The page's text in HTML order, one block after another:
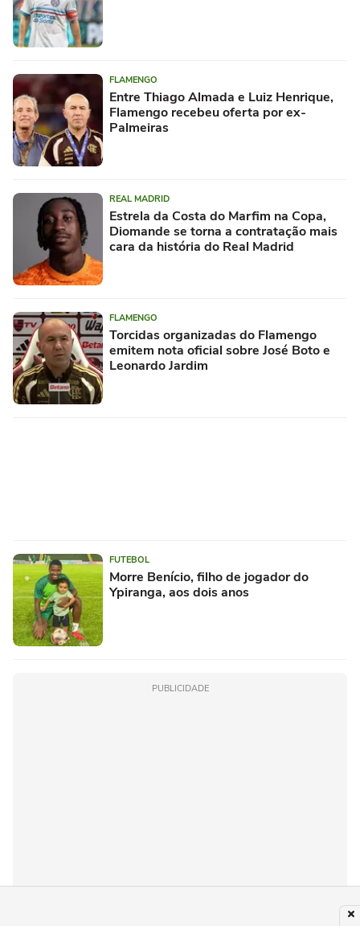
FLAMENGO
Entre Thiago Almada e Luiz Henrique,
Flamengo recebeu oferta por ex-
Palmeiras
REAL MADRID
Estrela da Costa do Marfim na Copa,
Diomande se torna a contratação mais
cara da história do Real Madrid
FLAMENGO
Torcidas organizadas do Flamengo
emitem nota oficial sobre José Boto e
Leonardo Jardim
FUTEBOL
Morre Benício, filho de jogador do
Ypiranga, aos dois anos
PUBLICIDADE